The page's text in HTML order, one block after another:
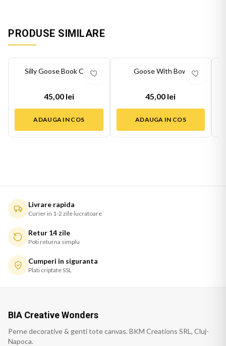
PRODUSE SIMILARE
Silly Goose Book Club
45,00 lei
ADAUGA IN COS
Goose With Bow
45,00 lei
ADAUGA IN COS
Livrare rapida
Curier in 1-2 zile lucratoare
Retur 14 zile
Poti returna simplu
Cumperi in siguranta
Plati criptate SSL
BIA Creative Wonders
Perne decorative & genti tote canvas. BKM Creations SRL, Cluj-
Napoca.